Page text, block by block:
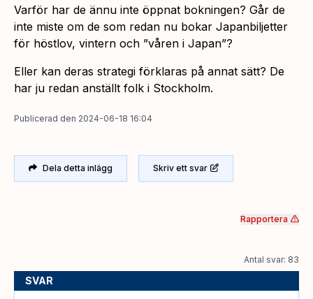
Varför har de ännu inte öppnat bokningen? Går de
inte miste om de som redan nu bokar Japanbiljetter
för höstlov, vintern och ”våren i Japan”?
Eller kan deras strategi förklaras på annat sätt? De
har ju redan anställt folk i Stockholm.
Publicerad den 2024-06-18 16:04
Dela detta inlägg Skriv ett svar
Rapportera
Antal svar: 83
SVAR